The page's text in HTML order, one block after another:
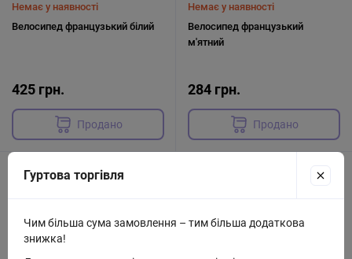
Немає у наявності
Велосипед французький білий
425 грн.
Продано
Немає у наявності
Велосипед французький
м'ятний
284 грн.
Продано
Код: W-5067 Код: W-5026
Гуртова торгівля
Чим більша сума замовлення – тим більша додаткова
знижка!